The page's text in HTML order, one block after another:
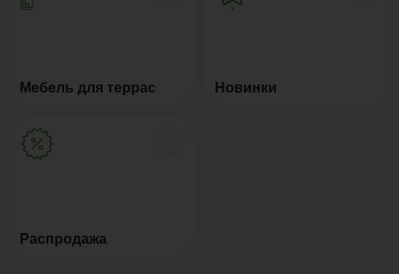
Мебель для террас Новинки
Распродажа